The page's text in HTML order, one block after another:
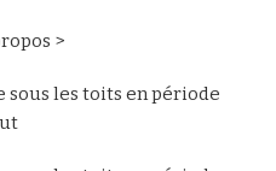
>
sous les toits en période